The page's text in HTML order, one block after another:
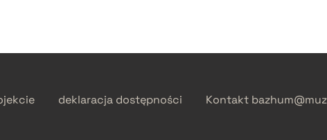
deklaracja dostępności Kontakt